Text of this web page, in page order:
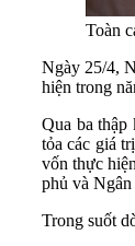
Toàn
Ngày 25/4,
hiện trong
Qua ba thập
tỏa các giá
vốn thực
phủ và
Trong suốt